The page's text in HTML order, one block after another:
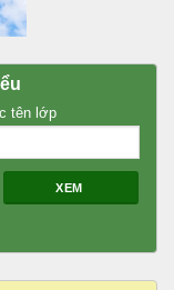
tên lớp
XEM